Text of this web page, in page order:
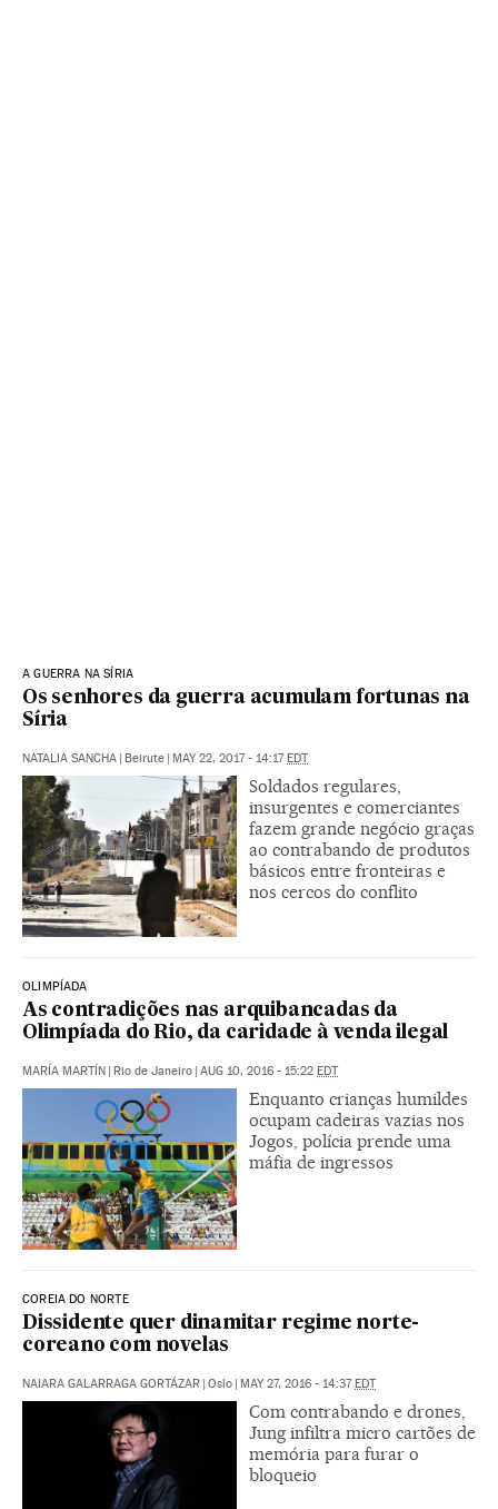
A GUERRA NA SÍRIA
Os senhores da guerra acumulam fortunas na
Síria
NATALIA SANCHA | Beirute | MAY 22, 2017 - 14:17EDT
Soldados regulares,
insurgentes e comerciantes
fazem grande negócio graças
ao contrabando de produtos
básicos entre fronteiras e
nos cercos do conflito
OLIMPÍADA
As contradições nas arquibancadas da
Olimpíada do Rio, da caridade à venda ilegal
MARÍA MARTÍN | Rio de Janeiro | AUG 10, 2016 - 15:22 EDT
Enquanto crianças humildes
ocupam cadeiras vazias nos
Jogos, polícia prende uma
máfia de ingressos
COREIA DO NORTE
Dissidente quer dinamitar regime norte-
coreano com novelas
NAIARA GALARRAGA GORTÁZAR | Oslo | MAY 27, 2016 - 14:37EDT
Com contrabando e drones,
Jung infiltra micro cartões de
memória para furar o
bloqueio